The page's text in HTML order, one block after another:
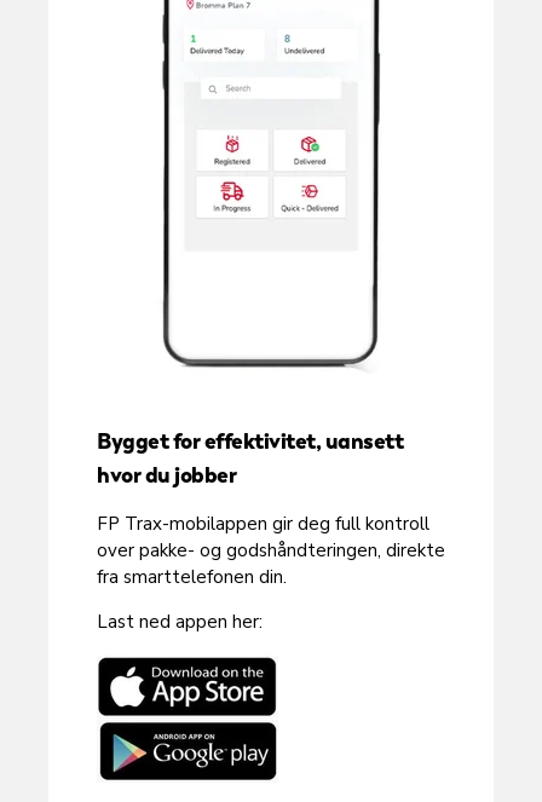
Bygget for effektivitet, uansett
hvor du jobber
FP Trax-mobilappen gir deg full kontroll
over pakke- og godshåndteringen, direkte
fra smarttelefonen din.
Last ned appen her: